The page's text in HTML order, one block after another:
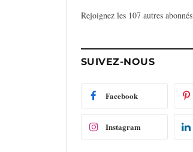
e
m
a
Rejoignez les 107 autres abonnés
SUIVEZ-NOUS
Facebook
Instagram